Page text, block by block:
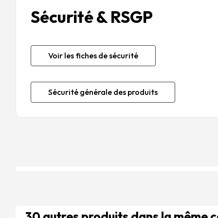
Sécurité & RSGP
Voir les fiches de sécurité
Sécurité générale des produits